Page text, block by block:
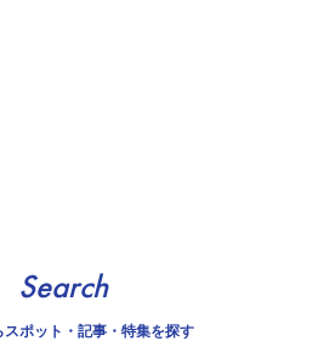
Search
スポット・記事・特集を探す